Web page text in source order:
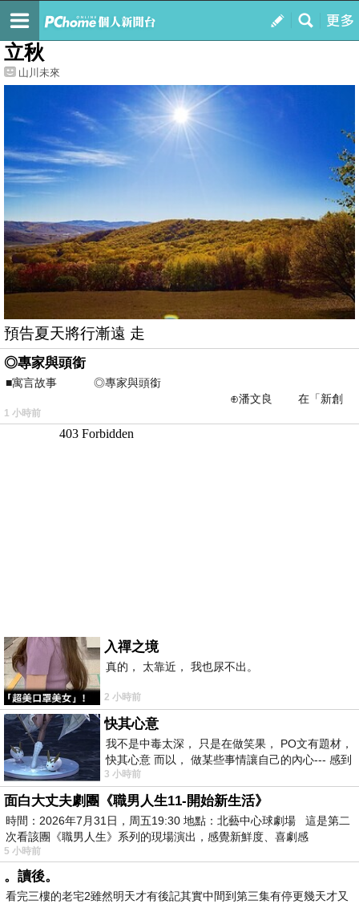
我的
最新文章
立秋
山川未來
預告夏天將行漸遠 走
◎專家與頭銜
■寓言故事 ◎專家與頭銜
⊕潘文良 在「新創
之谷」裡——
1 小時前
入禪之境
真的， 太靠近， 我也尿不出。
2 小時前
快其心意
我不是中毒太深， 只是在做笑果， PO文有題材，
快其心意 而以， 做某些事情讓自己的內心--- 感到
愉快。
3 小時前
面白大丈夫劇團《職男人生11-開始新生活》
時間：2026年7月31日，周五19:30 地點：北藝中心球劇場 這是第二
次看該團《職男人生》系列的現場演出，感覺新鮮度、喜劇感
5 小時前
。讀後。
看完三樓的老宅2雖然明天才有後記其實中間到第三集有停更幾天才又